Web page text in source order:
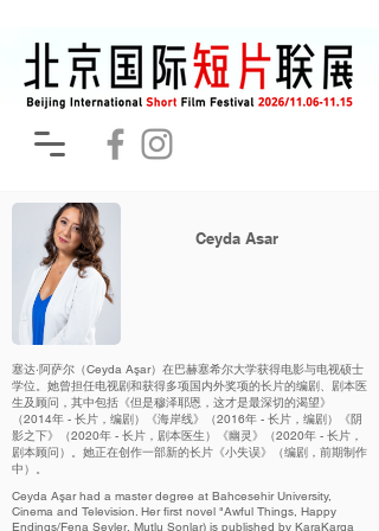
Ceyda Asar
塞达·阿萨尔（Ceyda Aşar）在巴赫塞希尔大学获得电影与电视硕士
学位。她曾担任电视剧和获得多项国内外奖项的长片的编剧、剧本医
生及顾问，其中包括《但是穆泽耶恩，这才是最深切的渴望》
（2014年 - 长片，编剧）《海岸线》（2016年 - 长片，编剧）《阴
影之下》（2020年 - 长片，剧本医生）《幽灵》（2020年 - 长片，
剧本顾问）。她正在创作一部新的长片《小失误》（编剧，前期制作
中）。
Ceyda Aşar had a master degree at Bahcesehir University,
Cinema and Television. Her first novel "Awful Things, Happy
Endings/Fena Şeyler, Mutlu Sonlar) is published by KaraKarga